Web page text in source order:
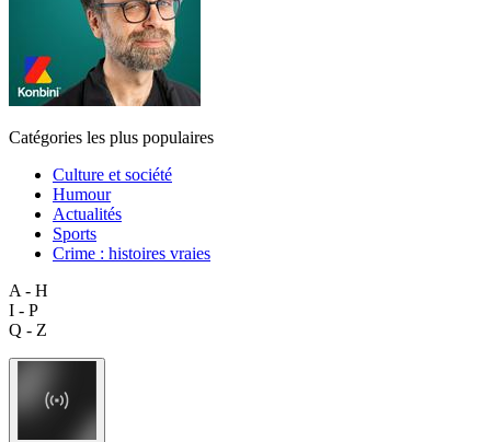
Catégories les plus populaires
Culture et société
Humour
Actualités
Sports
Crime : histoires vraies
A - H
I - P
Q - Z